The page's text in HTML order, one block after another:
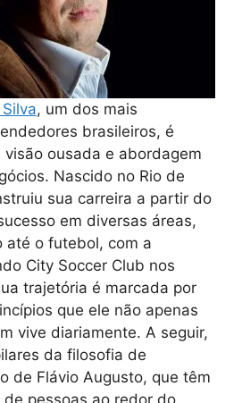
, um dos mais
brasileiros, é
visão ousada e abordagem
Nascido no Rio de
sua carreira a partir do
em diversas áreas,
até o futebol, com a
City Soccer Club nos
trajetória é marcada por
que ele não apenas
vive diariamente. A seguir,
da filosofia de
de Flávio Augusto, que têm